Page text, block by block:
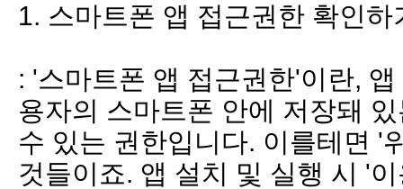
1. 스마트폰 앱 접근권한 확인하
: '스마트폰 앱 접근권한'이란,
용자의 스마트폰 안에 저장돼
수 있는 권한입니다. 이를테면 '
것들이죠. 앱 설치 및 실행 시 '